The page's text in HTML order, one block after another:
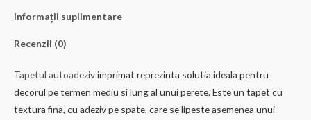
Informații suplimentare
Recenzii (0)
Tapetul autoadezivimprimat reprezinta solutia ideala pentru
decorul pe termen mediu si lung al unui perete. Este un tapet cu
textura fina, cu adeziv pe spate, care se lipeste asemenea unui